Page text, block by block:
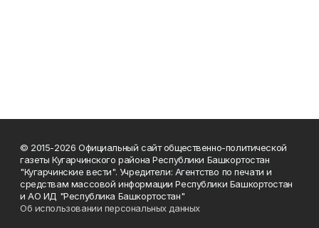
© 2015-2026 Официальный сайт общественно-политической
газеты Кугарчинского района Республики Башкортостан
"Кугарчинские вести". Учредители: Агентство по печати и
средствам массовой информации Республики Башкортостан
и АО ИД "Республика Башкортостан"
Об использовании персональных данных